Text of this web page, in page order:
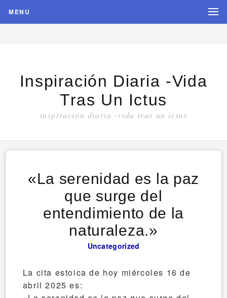
MENU
Inspiración Diaria -vida
Tras Un Ictus
inspiración diaria -vida tras un ictus
«La serenidad es la paz
que surge del
entendimiento de la
naturaleza.»
Uncategorized
La cita estoica de hoy miércoles 16 de
abril 2025 es: